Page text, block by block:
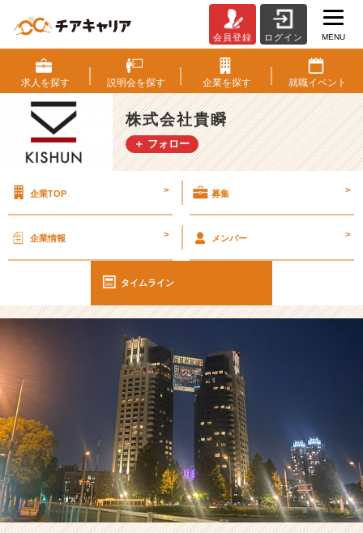
瞬
の
福
利
厚
生
会
瞬
の
イ
ラ
イ
ン】
|
ベ
ン
チ
ャ
ー・
成
長
会員登録 ログイン MENU
求人を探す 説明会を探す 企業を探す 就職イベント
株式会社貴瞬
＋ フォロー
企業TOP > 募集 >
企業情報 > メンバー >
タイムライン